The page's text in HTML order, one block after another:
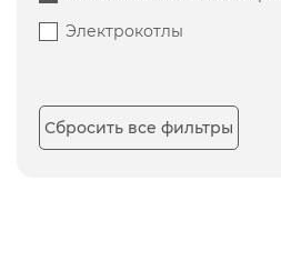
Электрокотлы
Сбросить все фильтры